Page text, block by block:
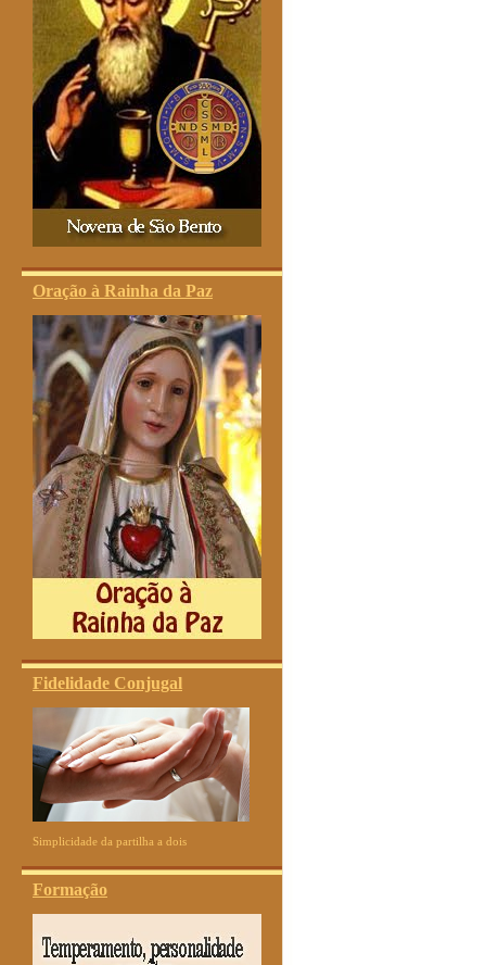
Oração à Rainha da Paz
Fidelidade Conjugal
Simplicidade da partilha a dois
Formação